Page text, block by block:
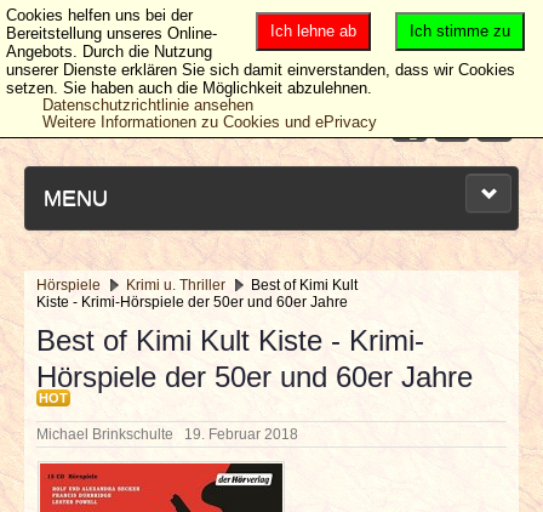
MENU
NEUESTE ARTIKEL
NEWS & DATES
BERICHTE
VERLOSUNGEN
Hörspiele Krimi u. Thriller
Best of Kimi Kult
Kiste - Krimi-Hörspiele der 50er und 60er Jahre
Best of Kimi Kult Kiste - Krimi-
Hörspiele der 50er und 60er Jahre
HOT
Michael Brinkschulte 19. Februar 2018
Ich stimme zu
Ich lehne ab
Cookies helfen uns bei der
Bereitstellung unseres Online-
Angebots. Durch die Nutzung
unserer Dienste erklären Sie sich damit einverstanden, dass wir Cookies
setzen. Sie haben auch die Möglichkeit abzulehnen.
Datenschutzrichtlinie ansehen
Weitere Informationen zu Cookies und ePrivacy